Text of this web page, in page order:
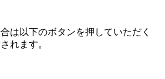
は以下のボタンを押していただく
れます。